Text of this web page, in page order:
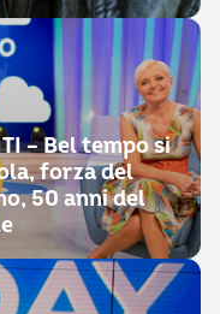
– Bel tempo si
forza del
50 anni del